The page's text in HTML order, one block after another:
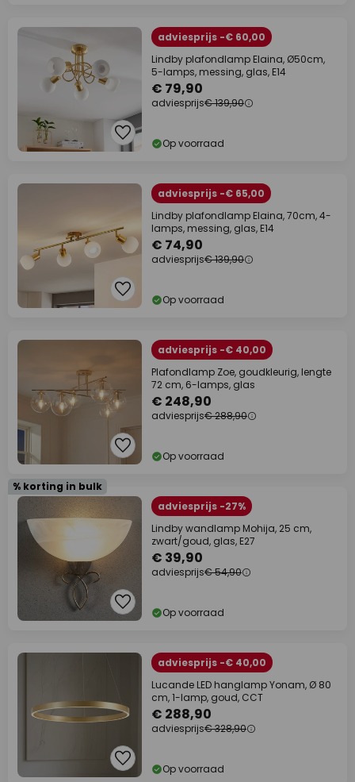
adviesprijs -€ 60,00
Lindby plafondlamp Elaina, Ø50cm,
5-lamps, messing, glas, E14
€ 79,90
adviesprijs€ 139,90
Op voorraad
adviesprijs -€ 65,00
Lindby plafondlamp Elaina, 70cm, 4-
lamps, messing, glas, E14
€ 74,90
adviesprijs€ 139,90
Op voorraad
adviesprijs -€ 40,00
Plafondlamp Zoe, goudkleurig, lengte
72 cm, 6-lamps, glas
€ 248,90
adviesprijs€ 288,90
Op voorraad
% korting in bulk
adviesprijs -27%
Lindby wandlamp Mohija, 25 cm,
zwart/goud, glas, E27
€ 39,90
adviesprijs€ 54,90
Op voorraad
adviesprijs -€ 40,00
Lucande LED hanglamp Yonam, Ø 80
cm, 1-lamp, goud, CCT
€ 288,90
adviesprijs€ 328,90
Op voorraad